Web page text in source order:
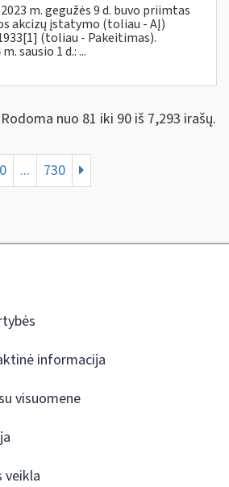
m. gegužės 9 d. buvo priimtas
akcizų įstatymo (toliau - AĮ)
(toliau - Pakeitimas).
sausio 1 d.: ...
Rodoma nuo 81 iki 90 iš 7,293 irašų.
... 730
informacija
visuomene
veikla